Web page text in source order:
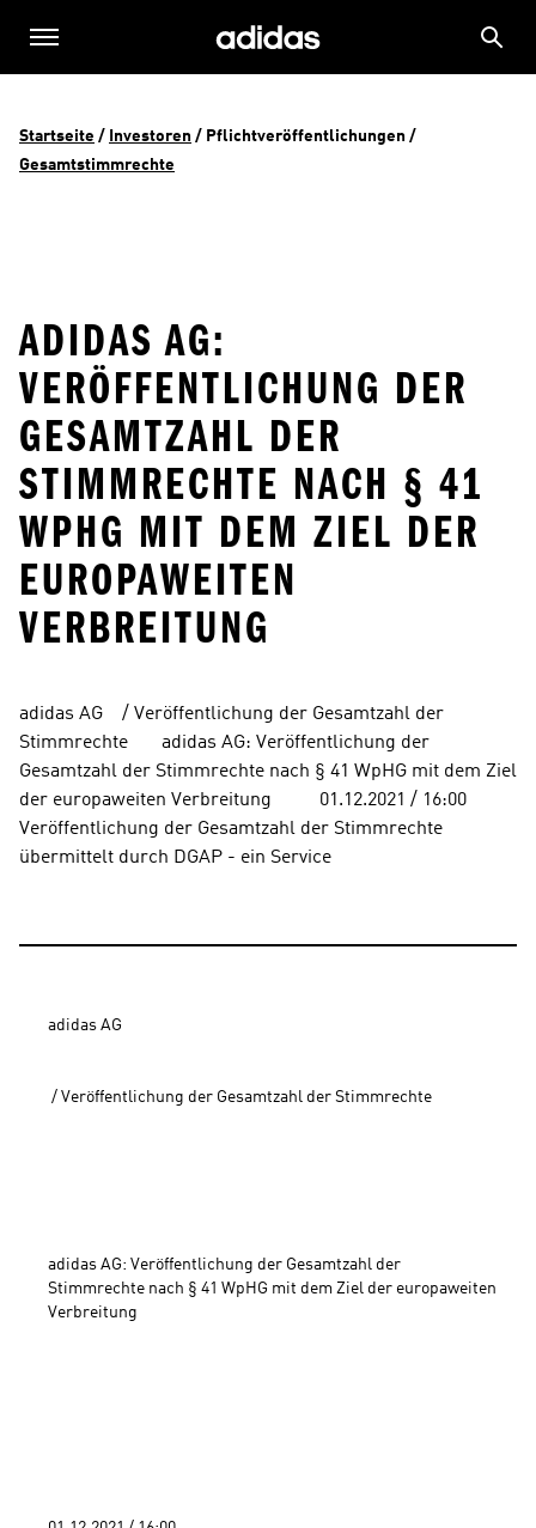
Startseite / Investoren / Pflichtveröffentlichungen
Gesamtstimmrechte
ADIDAS AG:
VERÖFFENTLICHUNG DER
GESAMTZAHL DER
STIMMRECHTE NACH § 41
WPHG MIT DEM ZIEL DER
EUROPAWEITEN
VERBREITUNG
adidas AG    / Veröffentlichung der Gesamtzahl der
Stimmrechte       adidas AG: Veröffentlichung der
Gesamtzahl der Stimmrechte nach § 41 WpHG mit dem Ziel
der europaweiten Verbreitung          01.12.2021 / 16:00
Veröffentlichung der Gesamtzahl der Stimmrechte
übermittelt durch DGAP - ein Service
adidas AG
adidas AG: Veröffentlichung der Gesamtzahl der
Stimmrechte nach § 41 WpHG mit dem Ziel der europaweiten
Verbreitung